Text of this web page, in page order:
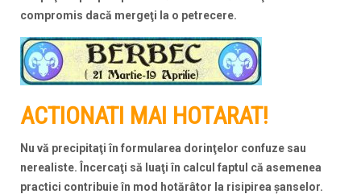
compromis dacă mergeţi la o petrecere.
ACTIONATI MAI HOTARAT!
Nu vă precipitaţi în formularea dorinţelor confuze sau
nerealiste. Încercaţi să luaţi în calcul faptul că asemenea
practici contribuie în mod hotărâtor la risipirea şanselor.